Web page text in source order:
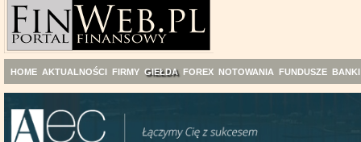
HOME AKTUALNOŚCI FIRMY GIEŁDA FOREX NOTOWANIA FUNDUSZE BANKI